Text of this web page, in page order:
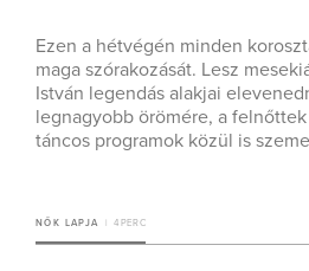
Ezen a hétvégén minden
maga szórakozását. Lesz
István legendás alakjai
legnagyobb örömére, a
táncos programok közül is
NŐK LAPJA 4 PERC